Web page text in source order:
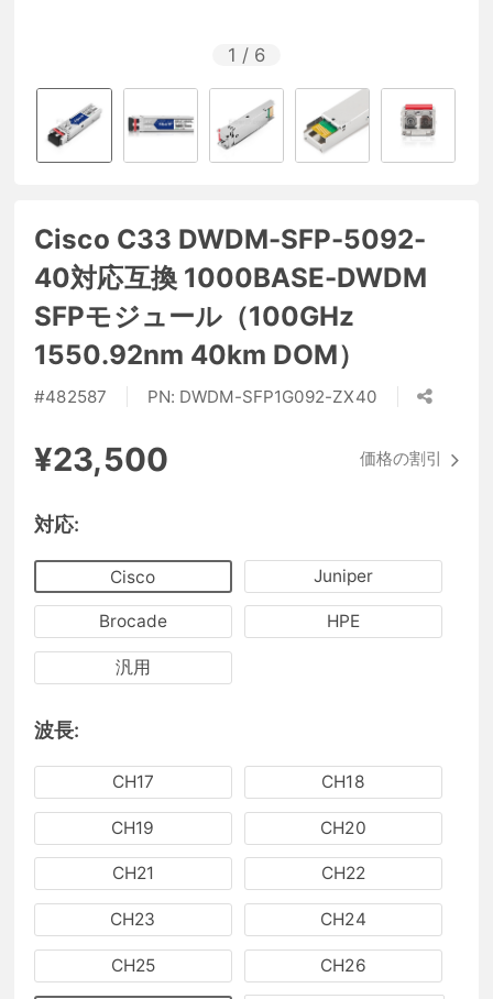
1 / 6
Cisco C33 DWDM-SFP-5092-
40対応互換 1000BASE-DWDM
SFPモジュール（100GHz
1550.92nm 40km DOM）
#482587 PN: DWDM-SFP1G092-ZX40
¥23,500 価格の割引
対応:
Cisco Juniper
Brocade HPE
汎用
波長:
CH17 CH18
CH19 CH20
CH21 CH22
CH23 CH24
CH25 CH26